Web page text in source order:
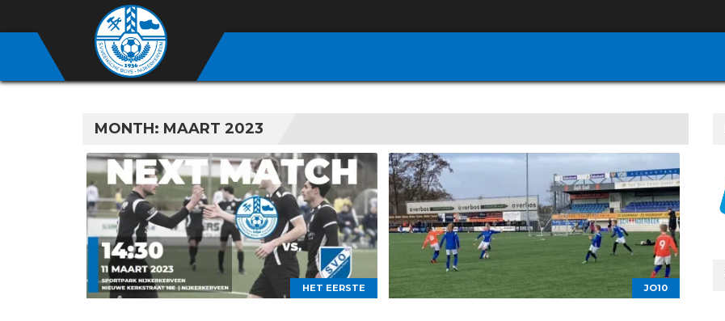
MONTH: MAART 2023
HET EERSTE JO10